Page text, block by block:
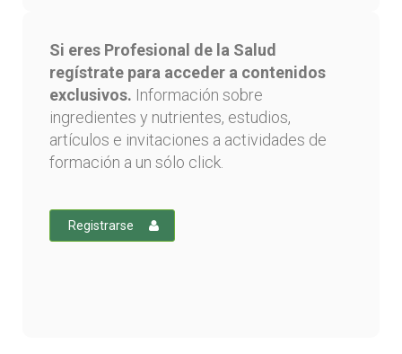
Si eres Profesional de la Salud
regístrate para acceder a contenidos
exclusivos. Información sobre
ingredientes y nutrientes, estudios,
artículos e invitaciones a actividades de
formación a un sólo click.
Registrarse